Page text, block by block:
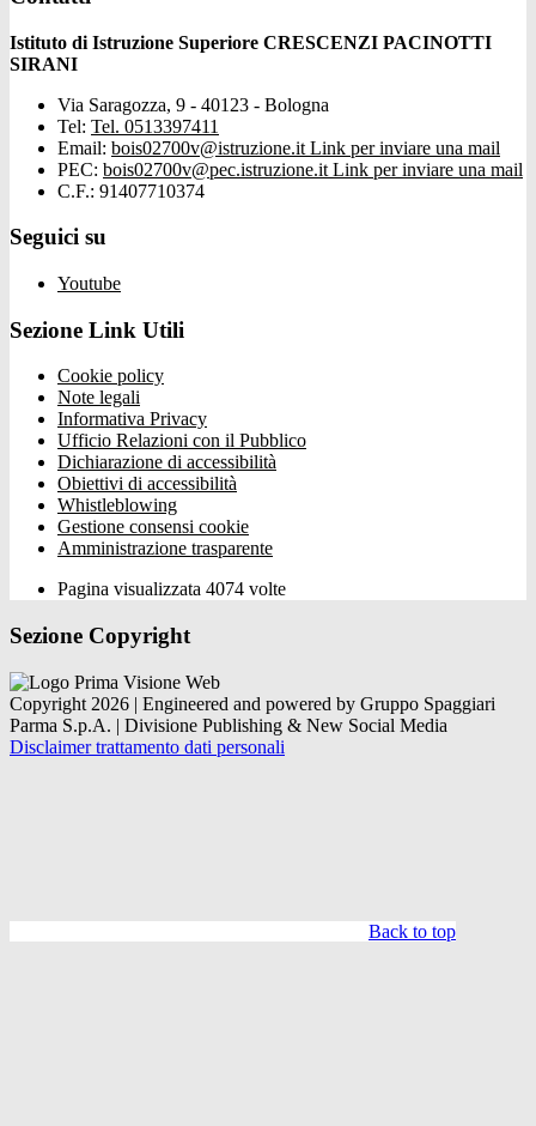
Istituto di Istruzione Superiore CRESCENZI PACINOTTI
SIRANI
Via Saragozza, 9 - 40123 - Bologna
Tel: Tel. 0513397411
Email: bois02700v@istruzione.it Link per inviare una mail
PEC: bois02700v@pec.istruzione.it Link per inviare una mail
C.F.: 91407710374
Seguici su
Youtube
Sezione Link Utili
Cookie policy
Note legali
Informativa Privacy
Ufficio Relazioni con il Pubblico
Dichiarazione di accessibilità
Obiettivi di accessibilità
Whistleblowing
Gestione consensi cookie
Amministrazione trasparente
Pagina visualizzata 4074 volte
Sezione Copyright
Copyright 2026 | Engineered and powered by Gruppo Spaggiari
Parma S.p.A. | Divisione Publishing & New Social Media
Disclaimer trattamento dati personali
Back to top